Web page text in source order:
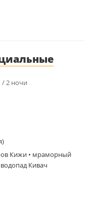
/ 2 ночи
Кижи • мраморный
Кивач